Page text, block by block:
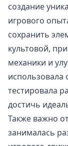
создание
игрового
сохранить
культовой,
механики и
использовала
тестировала
достичь
Также важно
занималась